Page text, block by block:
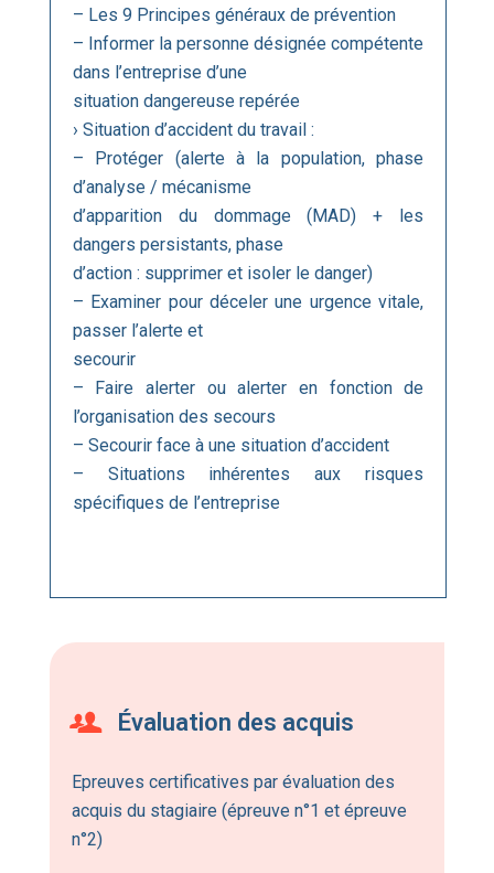
– Les 9 Principes généraux de prévention
– Informer la personne désignée compétente
dans l’entreprise d’une
situation dangereuse repérée
› Situation d’accident du travail :
– Protéger (alerte à la population, phase
d’analyse / mécanisme
d’apparition du dommage (MAD) + les
dangers persistants, phase
d’action : supprimer et isoler le danger)
– Examiner pour déceler une urgence vitale,
passer l’alerte et
secourir
– Faire alerter ou alerter en fonction de
l’organisation des secours
– Secourir face à une situation d’accident
– Situations inhérentes aux risques
spécifiques de l’entreprise
Évaluation des acquis
Epreuves certificatives par évaluation des
acquis du stagiaire (épreuve n°1 et épreuve
n°2)